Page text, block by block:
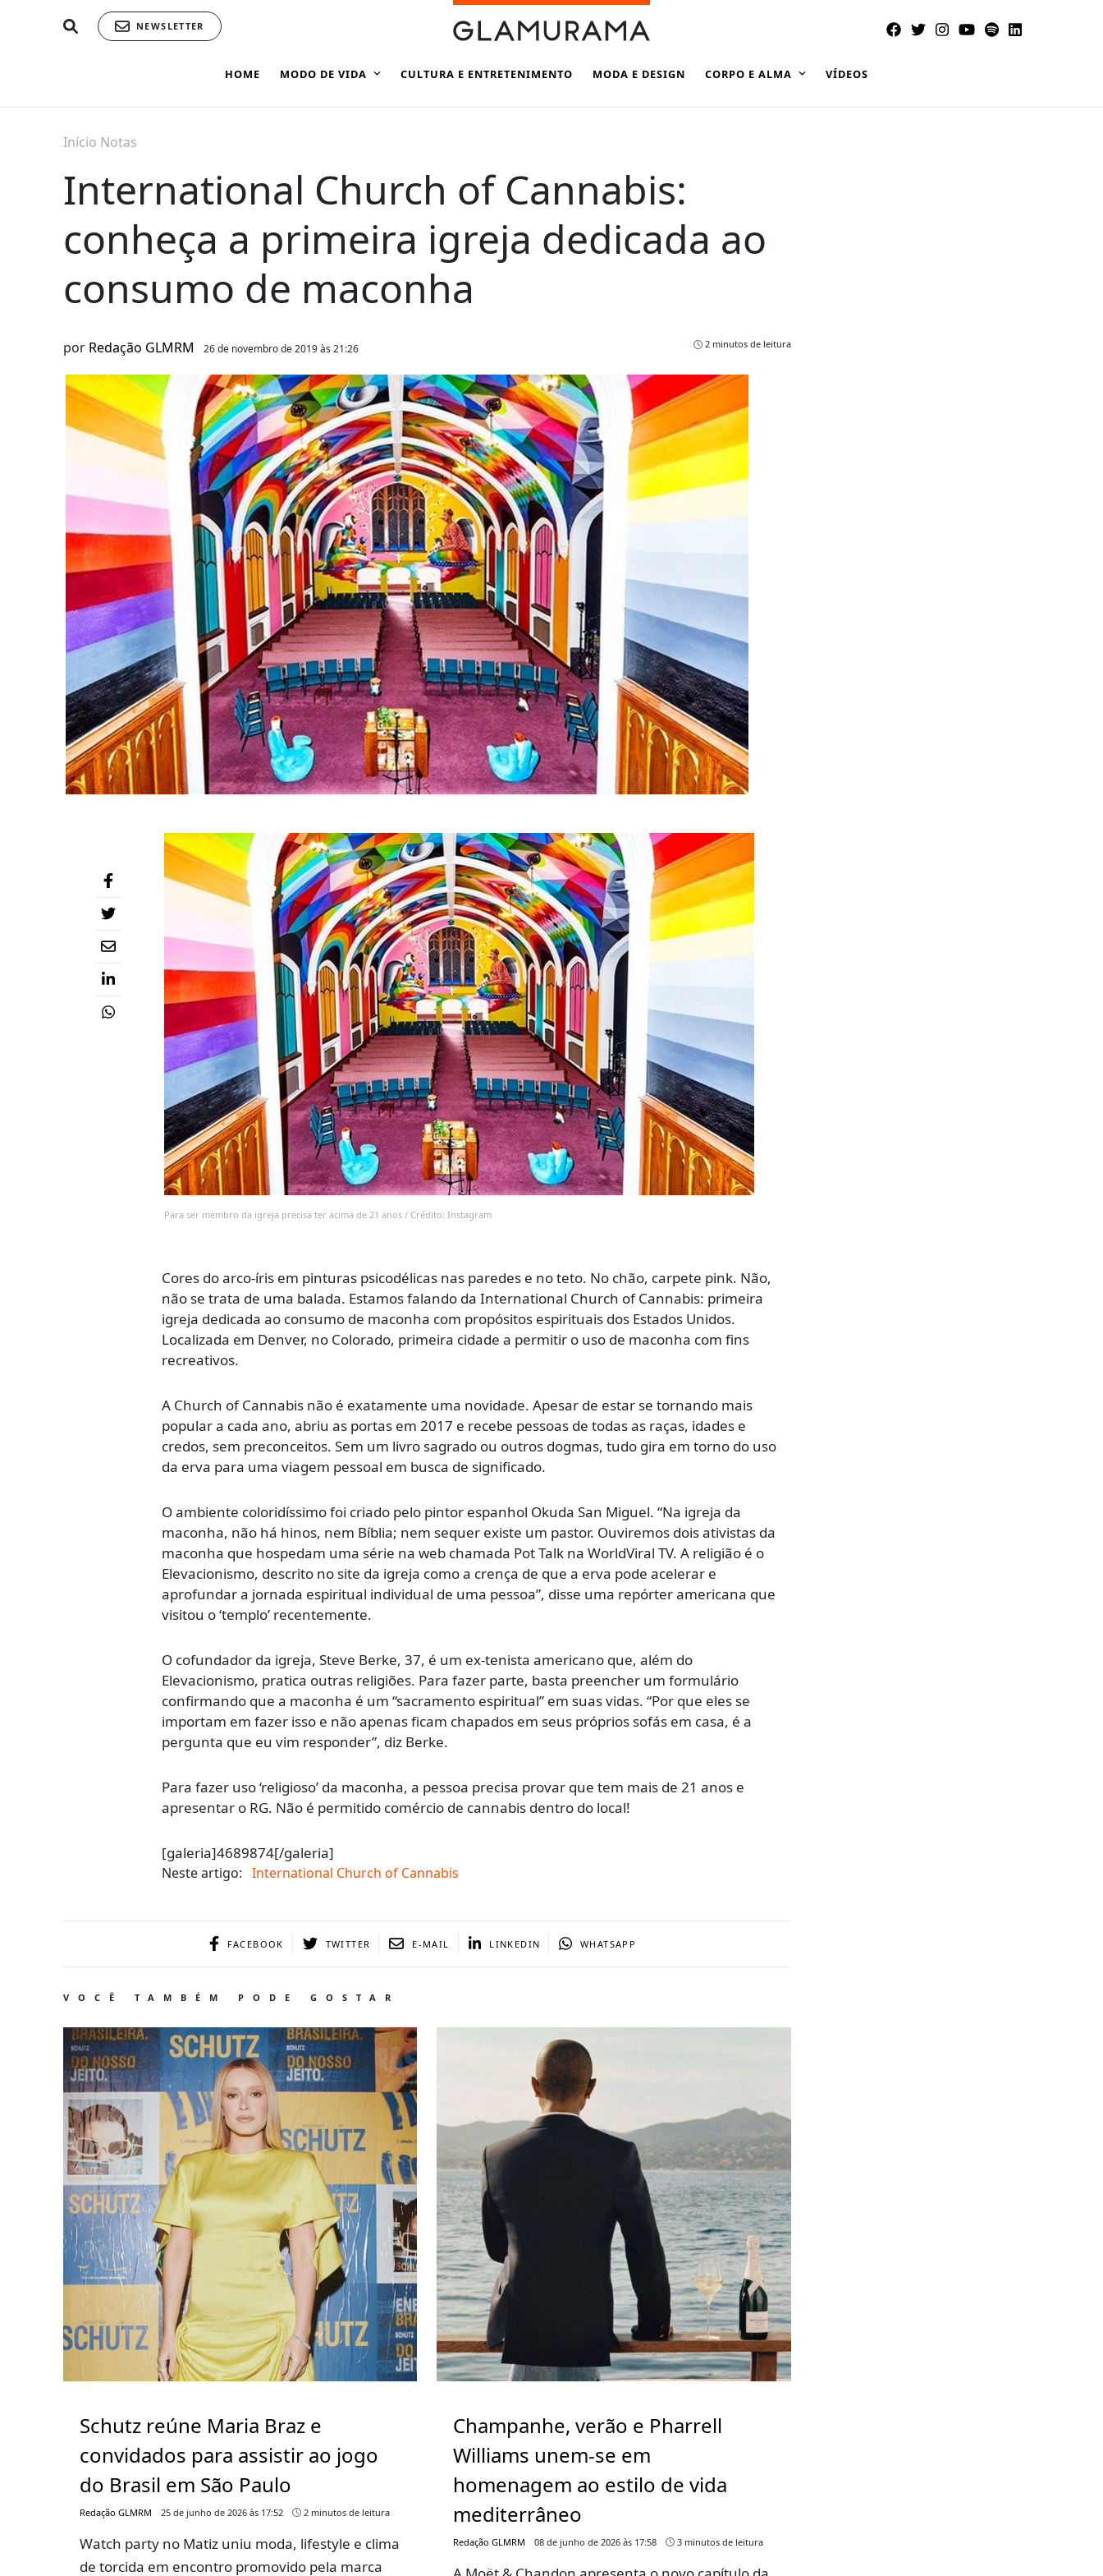
NEWSLETTER
HOME MODO DE VIDA CULTURA E ENTRETENIMENTO MODA E DESIGN CORPO E ALMA VÍDEOS
Início Notas
International Church of Cannabis:
conheça a primeira igreja dedicada ao
consumo de maconha
por Redação GLMRM 26 de novembro de 2019 às 21:26 2 minutos de leitura
Para ser membro da igreja precisa ter acima de 21 anos / Crédito: Instagram
Cores do arco-íris em pinturas psicodélicas nas paredes e no teto. No chão, carpete pink. Não,
não se trata de uma balada. Estamos falando da International Church of Cannabis: primeira
igreja dedicada ao consumo de maconha com propósitos espirituais dos Estados Unidos.
Localizada em Denver, no Colorado, primeira cidade a permitir o uso de maconha com fins
recreativos.
A Church of Cannabis não é exatamente uma novidade. Apesar de estar se tornando mais
popular a cada ano, abriu as portas em 2017 e recebe pessoas de todas as raças, idades e
credos, sem preconceitos. Sem um livro sagrado ou outros dogmas, tudo gira em torno do uso
da erva para uma viagem pessoal em busca de significado.
O ambiente coloridíssimo foi criado pelo pintor espanhol Okuda San Miguel. “Na igreja da
maconha, não há hinos, nem Bíblia; nem sequer existe um pastor. Ouviremos dois ativistas da
maconha que hospedam uma série na web chamada Pot Talk na WorldViral TV. A religião é o
Elevacionismo, descrito no site da igreja como a crença de que a erva pode acelerar e
aprofundar a jornada espiritual individual de uma pessoa”, disse uma repórter americana que
visitou o ‘templo’ recentemente.
O cofundador da igreja, Steve Berke, 37, é um ex-tenista americano que, além do
Elevacionismo, pratica outras religiões. Para fazer parte, basta preencher um formulário
confirmando que a maconha é um “sacramento espiritual” em suas vidas. “Por que eles se
importam em fazer isso e não apenas ficam chapados em seus próprios sofás em casa, é a
pergunta que eu vim responder”, diz Berke.
Para fazer uso ‘religioso’ da maconha, a pessoa precisa provar que tem mais de 21 anos e
apresentar o RG. Não é permitido comércio de cannabis dentro do local!
[galeria]4689874[/galeria]
Neste artigo: International Church of Cannabis
FACEBOOK TWITTER E-MAIL LINKEDIN WHATSAPP
VOCÊ TAMBÉM PODE GOSTAR
Schutz reúne Maria Braz e
convidados para assistir ao jogo
do Brasil em São Paulo
Redação GLMRM 25 de junho de 2026 às 17:52 2 minutos de leitura
Watch party no Matiz uniu moda, lifestyle e clima
de torcida em encontro promovido pela marca
Champanhe, verão e Pharrell
Williams unem-se em
homenagem ao estilo de vida
mediterrâneo
Redação GLMRM 08 de junho de 2026 às 17:58 3 minutos de leitura